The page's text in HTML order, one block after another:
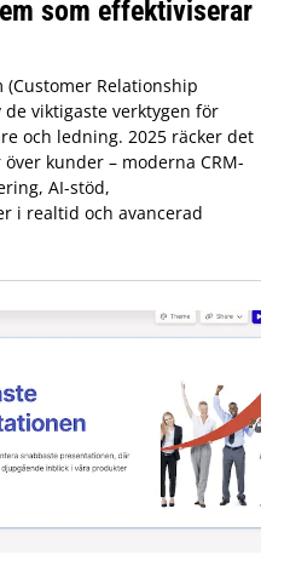
som effektiviserar
(Customer Relationship
viktigaste verktygen för
och ledning. 2025 räcker det
kunder – moderna CRM-
AI-stöd,
i realtid och avancerad